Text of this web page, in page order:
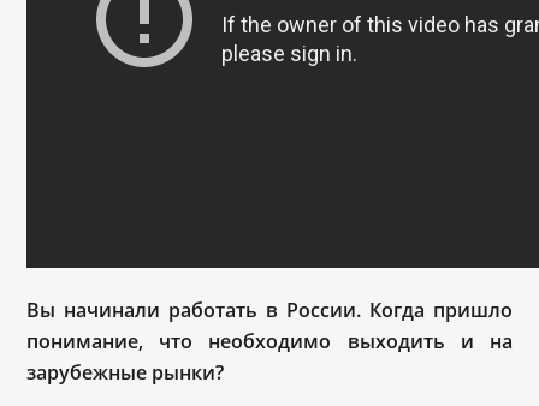
Вы начинали работать в России. Когда пришло
понимание, что необходимо выходить и на
зарубежные рынки?